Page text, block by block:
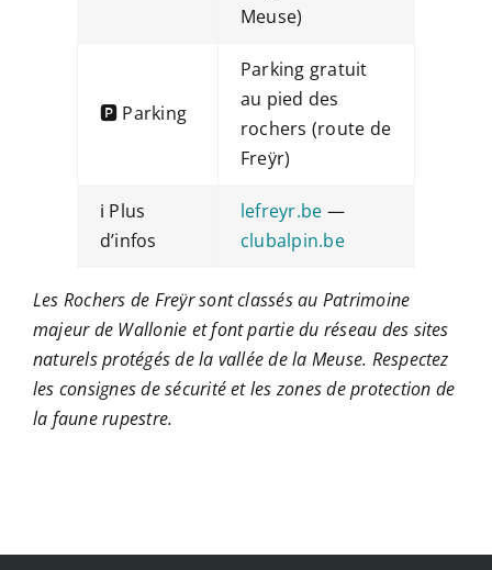
Meuse)
🅿️ Parking
Parking gratuit
au pied des
rochers (route de
Freÿr)
ℹ️ Plus
d’infos
lefreyr.be —
clubalpin.be
Les Rochers de Freÿr sont classés au Patrimoine
majeur de Wallonie et font partie du réseau des sites
naturels protégés de la vallée de la Meuse. Respectez
les consignes de sécurité et les zones de protection de
la faune rupestre.